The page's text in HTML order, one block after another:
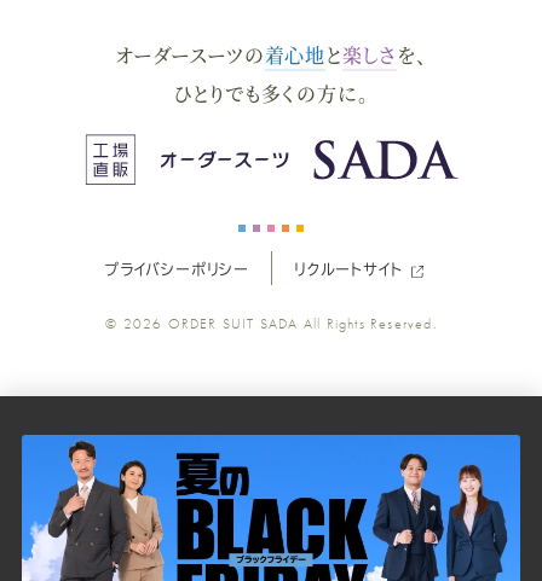
ー
ス
ツ
の
公
式
ー
ス
ー
の
公
式
ー
ス
ー
ツ
の
公
式
ー
ス
ツ
の
公
式
ス
ツ
の
公
式
オーダースーツの着心地と楽しさ を、
ひとりでも多くの方に。
プライバシーポリシー リクルートサイト
© 2026 ORDER SUIT SADA All Rights Reserved.